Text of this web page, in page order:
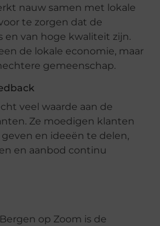
nauw samen met lokale
te zorgen dat de
en van hoge kwaliteit zijn.
de lokale economie, maar
gemeenschap.
veel waarde aan de
Ze moedigen klanten
en ideeën te delen,
en aanbod continu
op Zoom is de